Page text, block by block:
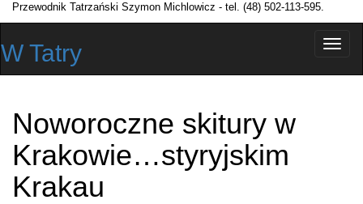
Przewodnik Tatrzański Szymon Michlowicz - tel. (48) 502-113-595.
W Tatry
Noworoczne skitury w
Krakowie…styryjskim
Krakau